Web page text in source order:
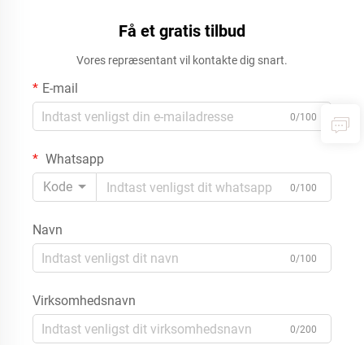
Få et gratis tilbud
Vores repræsentant vil kontakte dig snart.
E-mail
0/100
Whatsapp
Kode
0/100
Navn
0/100
Virksomhedsnavn
0/200